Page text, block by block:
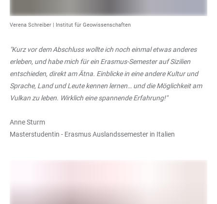
Verena Schreiber | Institut für Geowissenschaften
"Kurz vor dem Abschluss wollte ich noch einmal etwas anderes
erleben, und habe mich für ein Erasmus-Semester auf Sizilien
entschieden, direkt am Ätna. Einblicke in eine andere Kultur und
Sprache, Land und Leute kennen lernen… und die Möglichkeit am
Vulkan zu leben. Wirklich eine spannende Erfahrung!"
Anne Sturm
Masterstudentin - Erasmus Auslandssemester in Italien